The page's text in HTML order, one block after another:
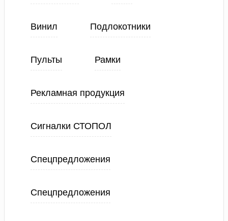
Винил Подлокотники
Пульты Рамки
Рекламная продукция
Сигналки СТОПОЛ
Спецпредложения
Спецпредложения